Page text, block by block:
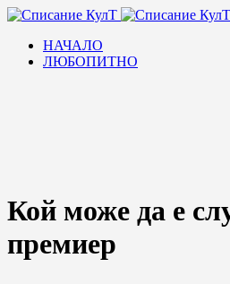
НАЧАЛО
ЛЮБОПИТНО
Кой може да е
премиер